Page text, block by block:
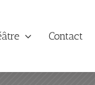
Contact